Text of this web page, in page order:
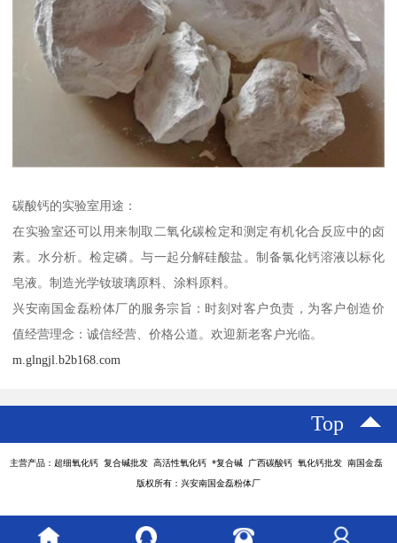
碳酸钙的实验室用途：
在实验室还可以用来制取二氧化碳检定和测定有机化合反应中的卤
素。水分析。检定磷。与一起分解硅酸盐。制备氯化钙溶液以标化
皂液。制造光学钕玻璃原料、涂料原料。
兴安南国金磊粉体厂的服务宗旨：时刻对客户负责，为客户创造价
值经营理念：诚信经营、价格公道。欢迎新老客户光临。
m.glngjl.b2b168.com
Top
主营产品：超细氧化钙 复合碱批发 高活性氧化钙 *复合碱 广西碳酸钙 氧化钙批发 南国金磊
版权所有：兴安南国金磊粉体厂